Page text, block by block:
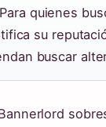
quienes
su
buscar